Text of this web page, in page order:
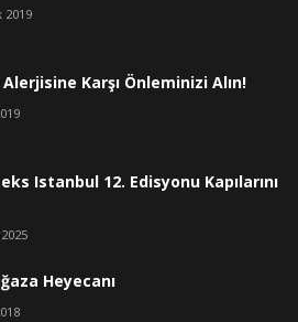
2019
Karşı Önleminizi Alın!
Istanbul 12. Edisyonu Kapılarını
Heyecanı